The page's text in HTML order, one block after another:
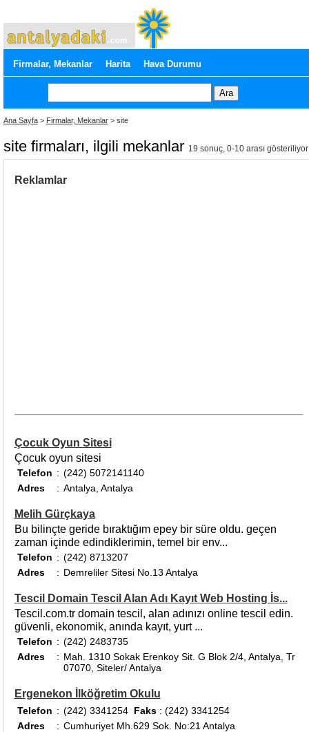
Firmalar, Mekanlar Harita Hava Durumu
Ana Sayfa> Firmalar, Mekanlar> site
site firmaları, ilgili mekanlar 19 sonuç, 0-10 arası gösteriliyor
Reklamlar
Çocuk Oyun Sitesi
Çocuk oyun sitesi
Telefon : (242) 5072141140
Adres
: Antalya, Antalya
Melih Gürçkaya
Bu bilinçte geride bıraktığım epey bir süre oldu. geçen
zaman içinde edindiklerimin, temel bir env...
Telefon : (242) 8713207
Adres
: Demreliler Sitesi No.13 Antalya
Tescil Domain Tescil Alan Adı Kayıt Web Hosting İs...
Tescil.com.tr domain tescil, alan adınızı online tescil edin.
güvenli, ekonomik, anında kayıt, yurt ...
Telefon : (242) 2483735
Adres
: Mah. 1310 Sokak Erenkoy Sit. G Blok 2/4, Antalya, Tr
07070, Siteler/ Antalya
Ergenekon İlköğretim Okulu
Telefon : (242) 3341254 Faks : (242) 3341254
Adres
: Cumhuriyet Mh.629 Sok. No:21 Antalya